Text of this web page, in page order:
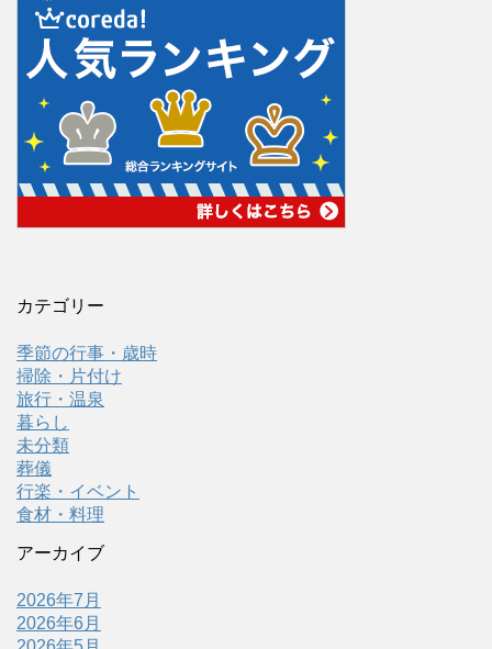
カテゴリー
季節の行事・歳時
掃除・片付け
旅行・温泉
暮らし
未分類
葬儀
行楽・イベント
食材・料理
アーカイブ
2026年7月
2026年6月